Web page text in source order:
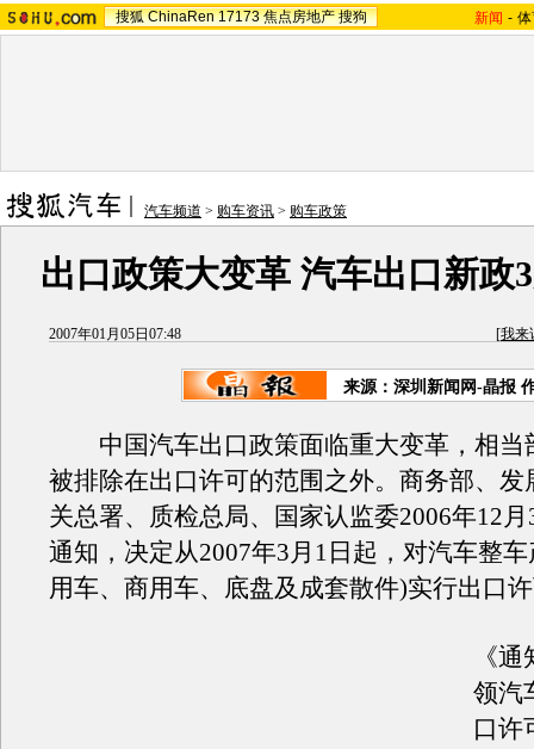
搜狐 ChinaRen 17173 焦点房地产 搜狗 新闻 -
汽车频道 > 购车资讯 > 购车政策
出口政策大变革 汽车出口新政
2007年01月05日07:48 [我来
来源：深圳新闻网-晶报
中国汽车出口政策面临重大变革，相当
被排除在出口许可的范围之外。商务部、发
关总署、质检总局、国家认监委2006年12
通知，决定从2007年3月1日起，对汽车整
用车、商用车、底盘及成套散件)实行出口
《
领汽
口许